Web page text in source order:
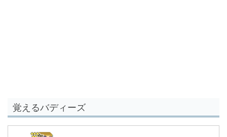
覚えるバディーズ